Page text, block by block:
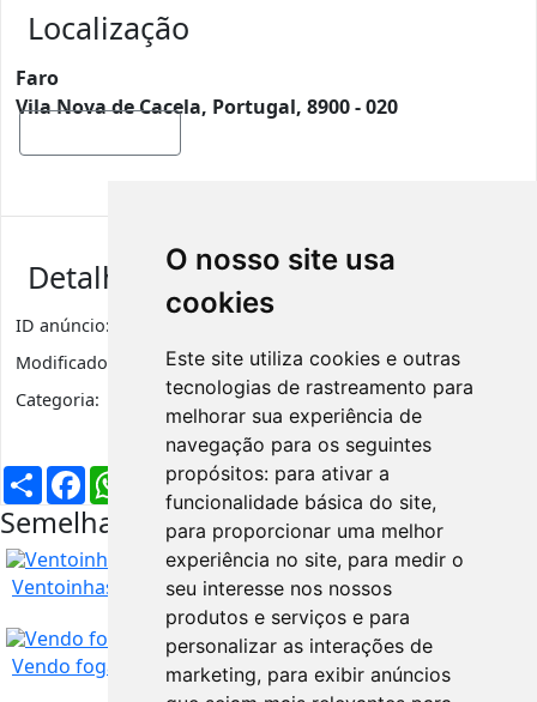
O nosso site usa
cookies
Este site utiliza cookies e outras
tecnologias de rastreamento para
melhorar sua experiência de
navegação para os seguintes
propósitos: para ativar a
funcionalidade básica do site,
para proporcionar uma melhor
experiência no site, para medir o
seu interesse nos nossos
produtos e serviços e para
personalizar as interações de
marketing, para exibir anúncios
Localização
Faro
Vila Nova de Cacela, Portugal, 8900 - 020
Detalhes de anúncio
ID anúncio:
Modificado:
5 anos
Categoria:
Ferramentas e Equipamentos
PartilharFacebookWhatsApp
X LinkedInTelegramPinterest
Email
Semelhantes na mesma região
Ventoinhas
Vendo fogão, forno, Singer excelente estado